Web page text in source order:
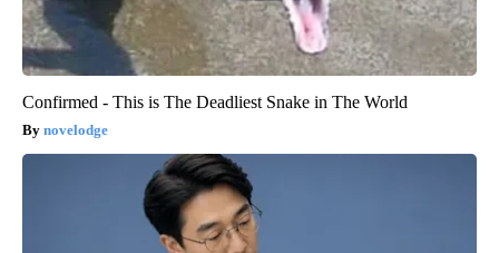
Confirmed - This is The Deadliest Snake in The World
novelodge